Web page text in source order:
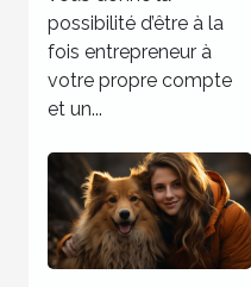
possibilité d’être à la
fois entrepreneur à
votre propre compte
et un...